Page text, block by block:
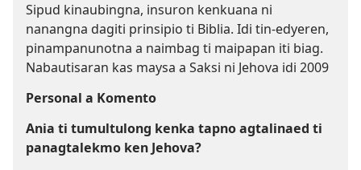
Sipud kinaubingna, insuron kenkuana ni
nanangna dagiti prinsipio ti Biblia. Idi tin-edyeren,
pinampanunotna a naimbag ti maipapan iti biag.
Nabautisaran kas maysa a Saksi ni Jehova idi 2009
Personal a Komento
Ania ti tumultulong kenka tapno agtalinaed ti
panagtalekmo ken Jehova?